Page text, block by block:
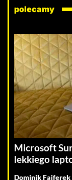
polecamy
Microsoft
lekkiego
Dominik Fajferek